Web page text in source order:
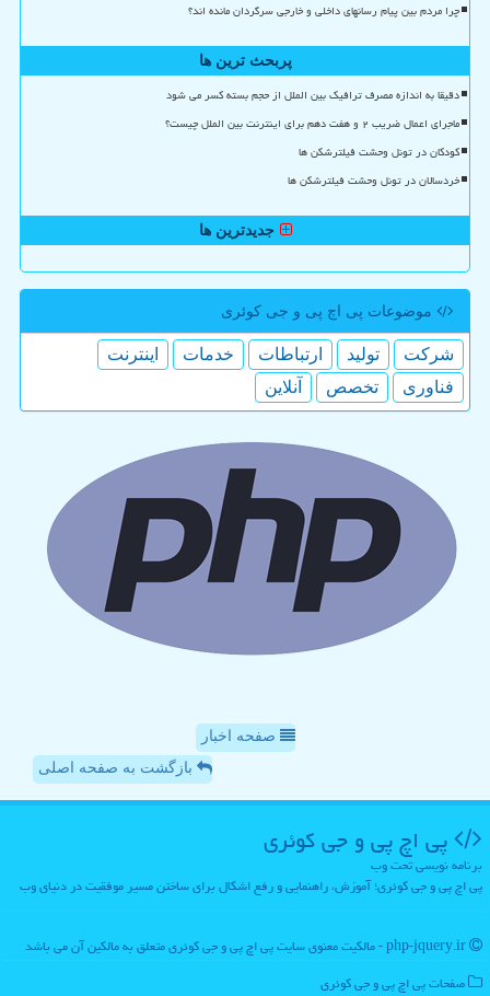
چرا مردم بین پیام رسانهای داخلی و خارجی سرگردان مانده اند؟
پربحث ترین ها
دقیقا به اندازه مصرف ترافیک بین الملل از حجم بسته کسر می شود
ماجرای اعمال ضریب ۲ و هفت دهم برای اینترنت بین الملل چیست؟
کودکان در تونل وحشت فیلترشکن ها
خردسالان در تونل وحشت فیلترشکن ها
جدیدترین ها
موضوعات پی اچ پی و جی كوئری
شركت تولید ارتباطات خدمات
اینترنت
فناوری
تخصص آنلاین
صفحه اخبار
بازگشت به صفحه اصلی
پی اچ پی و جی كوئری
برنامه نویسی تحت وب
پی اچ پی و جی کوئری؛ آموزش، راهنمایی و رفع اشکال برای ساختن مسیر موفقیت در دنیای وب
صفحات پی اچ پی و جی كوئری